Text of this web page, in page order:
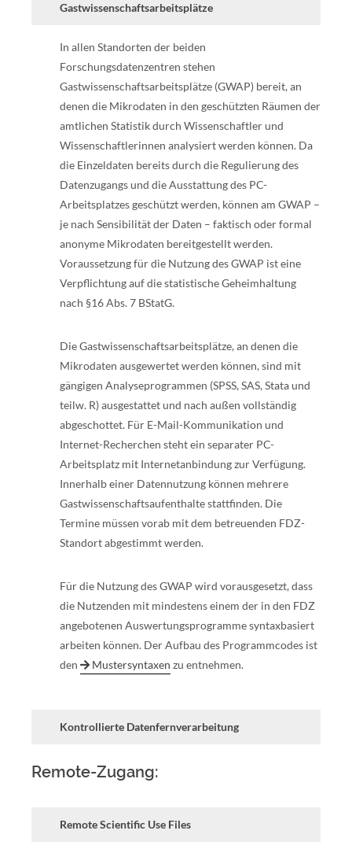
Gastwissenschaftsarbeitsplätze
In allen Standorten der beiden
Forschungsdatenzentren stehen
Gastwissenschaftsarbeitsplätze (GWAP) bereit, an
denen die Mikrodaten in den geschützten Räumen der
amtlichen Statistik durch Wissenschaftler und
Wissenschaftlerinnen analysiert werden können. Da
die Einzeldaten bereits durch die Regulierung des
Datenzugangs und die Ausstattung des PC-
Arbeitsplatzes geschützt werden, können am GWAP –
je nach Sensibilität der Daten – faktisch oder formal
anonyme Mikrodaten bereitgestellt werden.
Voraussetzung für die Nutzung des GWAP ist eine
Verpflichtung auf die statistische Geheimhaltung
nach §16 Abs. 7 BStatG.
Die Gastwissenschaftsarbeitsplätze, an denen die
Mikrodaten ausgewertet werden können, sind mit
gängigen Analyseprogrammen (SPSS, SAS, Stata und
teilw. R) ausgestattet und nach außen vollständig
abgeschottet. Für E-Mail-Kommunikation und
Internet-Recherchen steht ein separater PC-
Arbeitsplatz mit Internetanbindung zur Verfügung.
Innerhalb einer Datennutzung können mehrere
Gastwissenschaftsaufenthalte stattfinden. Die
Termine müssen vorab mit dem betreuenden FDZ-
Standort abgestimmt werden.
Für die Nutzung des GWAP wird vorausgesetzt, dass
die Nutzenden mit mindestens einem der in den FDZ
angebotenen Auswertungsprogramme syntaxbasiert
arbeiten können. Der Aufbau des Programmcodes ist
den
Mustersyntaxen zu entnehmen.
Kontrollierte Datenfernverarbeitung
Remote-Zugang:
Remote Scientific Use Files